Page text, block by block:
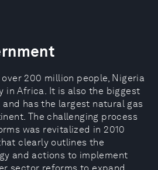
200 million people, Nigeria
in Africa. It is also the biggest
has the largest natural gas
The challenging process
was revitalized in 2010
clearly outlines the
and actions to implement